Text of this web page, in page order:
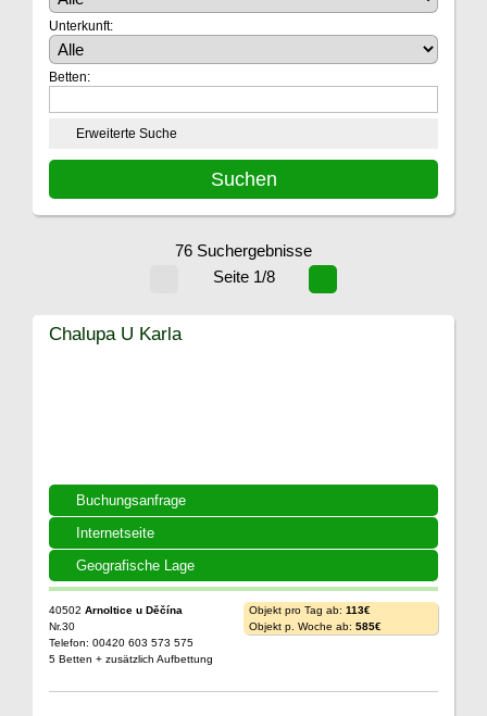
Unterkunft:
Betten:
Erweiterte Suche
76 Suchergebnisse
Seite 1/8
Buchungsanfrage
Internetseite
Geografische Lage
Chalupa U Karla
40502 Arnoltice u Děčína
Nr.30
Telefon: 00420 603 573 575
5 Betten + zusätzlich Aufbettung
Objekt pro Tag ab: 113€
Objekt p. Woche ab: 585€